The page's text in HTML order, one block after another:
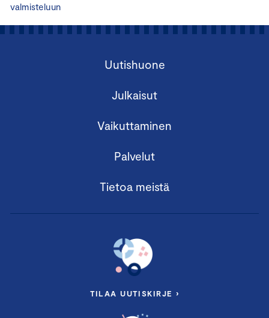
valmisteluun
Uutishuone
Julkaisut
Vaikuttaminen
Palvelut
Tietoa meistä
TILAA UUTISKIRJE ›